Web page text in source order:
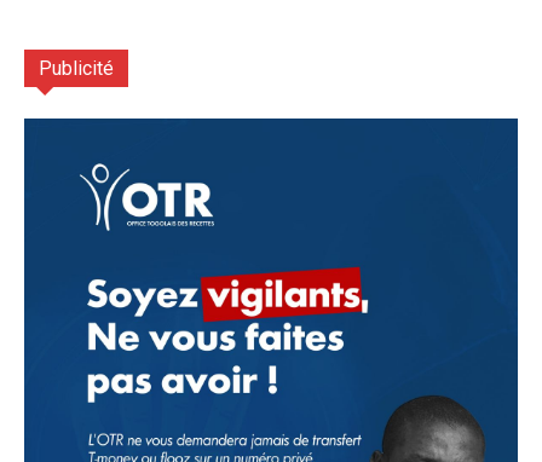
Publicité